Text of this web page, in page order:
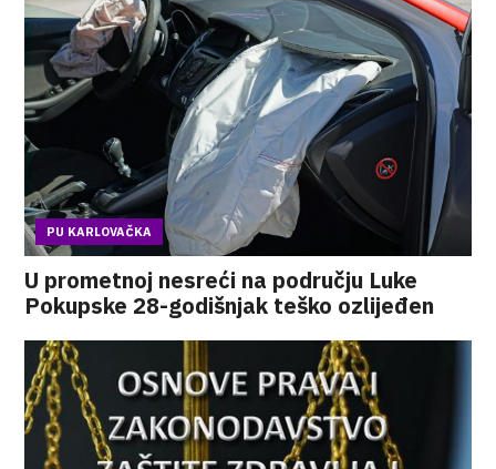
PU KARLOVAČKA
U prometnoj nesreći na području Luke
Pokupske 28-godišnjak teško ozlijeđen